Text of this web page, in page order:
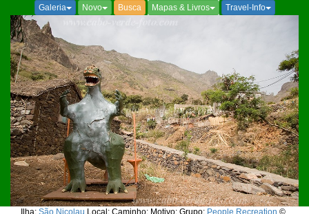
Galeria Novo Busca Mapas & Livros Travel-Info